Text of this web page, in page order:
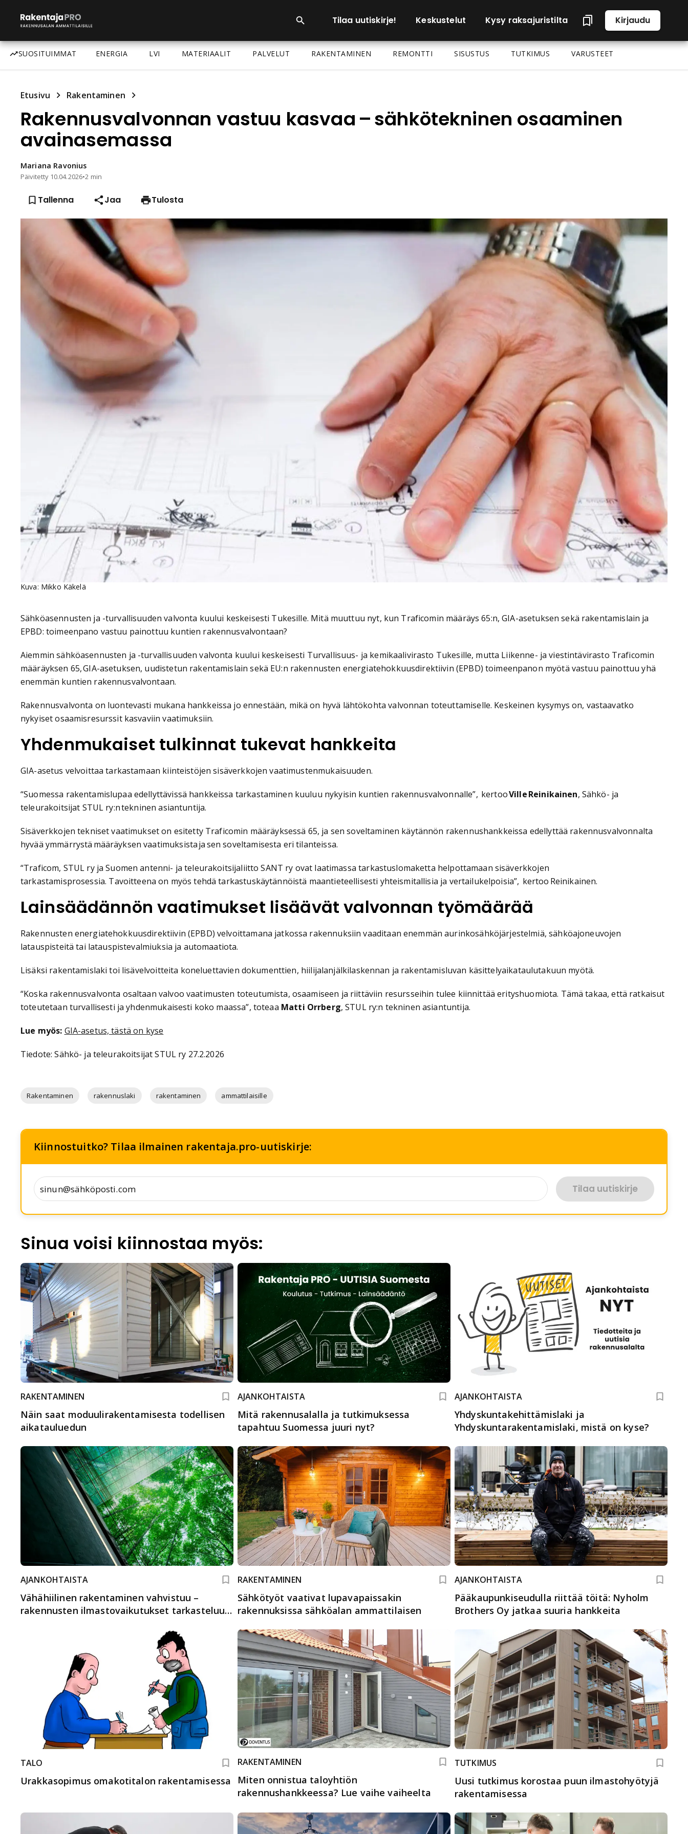
Tilaa uutiskirje! Keskustelut Kysy raksajuristilta Kirjaudu
SUOSITUIMMAT ENERGIA LVI MATERIAALIT PALVELUT RAKENTAMINEN REMONTTI SISUSTUS TUTKIMUS VARUSTEET
Etusivu Rakentaminen
Rakennusvalvonnan vastuu kasvaa – sähkötekninen osaaminen
avainasemassa
Mariana Ravonius
Päivitetty 10.04.2026•2 min
Tallenna Jaa Tulosta
Kuva: Mikko Käkelä
Sähköasennusten ja -turvallisuuden valvonta kuului keskeisesti Tukesille. Mitä muuttuu nyt, kun Traficomin määräys 65:n, GIA-asetuksen sekä rakentamislain ja
EPBD: toimeenpano vastuu painottuu kuntien rakennusvalvontaan?
Aiemmin sähköasennusten ja -turvallisuuden valvonta kuului keskeisesti Turvallisuus- ja kemikaalivirasto Tukesille, mutta Liikenne- ja viestintävirasto Traficomin
määräyksen 65, GIA-asetuksen, uudistetun rakentamislain sekä EU:n rakennusten energiatehokkuusdirektiivin (EPBD) toimeenpanon myötä vastuu painottuu yhä
enemmän kuntien rakennusvalvontaan.
Rakennusvalvonta on luontevasti mukana hankkeissa jo ennestään, mikä on hyvä lähtökohta valvonnan toteuttamiselle. Keskeinen kysymys on, vastaavatko
nykyiset osaamisresurssit kasvaviin vaatimuksiin.
Yhdenmukaiset tulkinnat tukevat hankkeita
GIA-asetus velvoittaa tarkastamaan kiinteistöjen sisäverkkojen vaatimustenmukaisuuden.
“Suomessa rakentamislupaa edellyttävissä hankkeissa tarkastaminen kuuluu nykyisin kuntien rakennusvalvonnalle”, kertooVille Reinikainen, Sähkö- ja
teleurakoitsijat STUL ry:n tekninen asiantuntija.
Sisäverkkojen tekniset vaatimukset on esitetty Traficomin määräyksessä 65, ja sen soveltaminen käytännön rakennushankkeissa edellyttää rakennusvalvonnalta
hyvää ymmärrystä määräyksen vaatimuksista ja sen soveltamisesta eri tilanteissa.
“Traficom, STUL ry ja Suomen antenni- ja teleurakoitsijaliitto SANT ry ovat laatimassa tarkastuslomaketta helpottamaan sisäverkkojen
tarkastamisprosessia. Tavoitteena on myös tehdä tarkastuskäytännöistä maantieteellisesti yhteismitallisia ja vertailukelpoisia”, kertoo Reinikainen.
Lainsäädännön vaatimukset lisäävät valvonnan työmäärää
Rakennusten energiatehokkuusdirektiivin (EPBD) velvoittamana jatkossa rakennuksiin vaaditaan enemmän aurinkosähköjärjestelmiä, sähköajoneuvojen
latauspisteitä tai latauspistevalmiuksia ja automaatiota.
Lisäksi rakentamislaki toi lisävelvoitteita koneluettavien dokumenttien, hiilijalanjälkilaskennan ja rakentamisluvan käsittelyaikataulutakuun myötä.
“Koska rakennusvalvonta osaltaan valvoo vaatimusten toteutumista, osaamiseen ja riittäviin resursseihin tulee kiinnittää erityshuomiota. Tämä takaa, että ratkaisut
toteutetaan turvallisesti ja yhdenmukaisesti koko maassa”, toteaa Matti Orrberg, STUL ry:n tekninen asiantuntija.
Lue myös: GIA-asetus, tästä on kyse
Tiedote: Sähkö- ja teleurakoitsijat STUL ry 27.2.2026
Rakentaminen rakennuslaki rakentaminen ammattilaisille
Kiinnostuitko? Tilaa ilmainen rakentaja.pro-uutiskirje:
Tilaa uutiskirje
Sinua voisi kiinnostaa myös:
RAKENTAMINEN
Näin saat moduulirakentamisesta todellisen
aikatauluedun
AJANKOHTAISTA
Mitä rakennusalalla ja tutkimuksessa
tapahtuu Suomessa juuri nyt?
AJANKOHTAISTA
Yhdyskuntakehittämislaki ja
Yhdyskuntarakentamislaki, mistä on kyse?
AJANKOHTAISTA
Vähähiilinen rakentaminen vahvistuu –
rakennusten ilmastovaikutukset tarkasteluun
RAKENTAMINEN
Sähkötyöt vaativat lupavapaissakin
rakennuksissa sähköalan ammattilaisen
AJANKOHTAISTA
Pääkaupunkiseudulla riittää töitä: Nyholm
Brothers Oy jatkaa suuria hankkeita
TALO
Urakkasopimus omakotitalon rakentamisessa
RAKENTAMINEN
Miten onnistua taloyhtiön
rakennushankkeessa? Lue vaihe vaiheelta
TUTKIMUS
Uusi tutkimus korostaa puun ilmastohyötyjä
rakentamisessa